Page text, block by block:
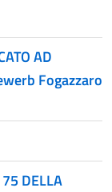
AD
Fogazzaro
75 DELLA